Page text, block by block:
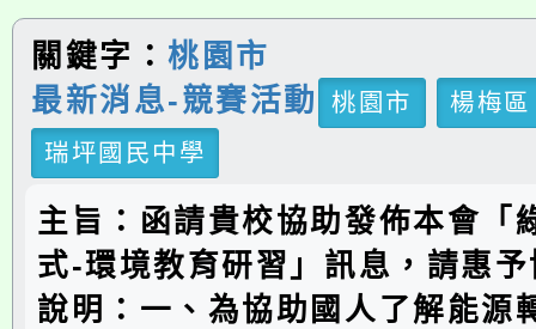
關鍵字：桃園市
最新消息-競賽活動
桃園市
楊梅區
瑞坪國民中學
主旨：函請貴校協助發佈本會「
式-環境教育研習」訊息，請惠
說明：一、為協助國人了解能源